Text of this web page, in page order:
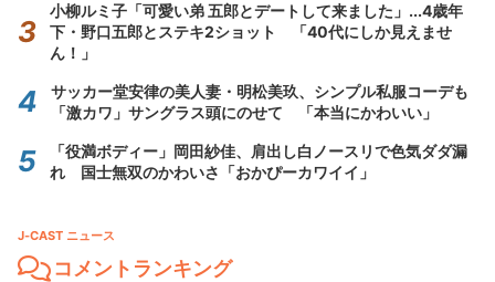
小柳ルミ子「可愛い弟 五郎とデートして来ました」...4歳年
下・野口五郎とステキ2ショット 「40代にしか見えませ
ん！」
サッカー堂安律の美人妻・明松美玖、シンプル私服コーデも
「激カワ」サングラス頭にのせて 「本当にかわいい」
「役満ボディー」岡田紗佳、肩出し白ノースリで色気ダダ漏
れ 国士無双のかわいさ「おかぴーカワイイ」
J-CAST ニュース
コメントランキング